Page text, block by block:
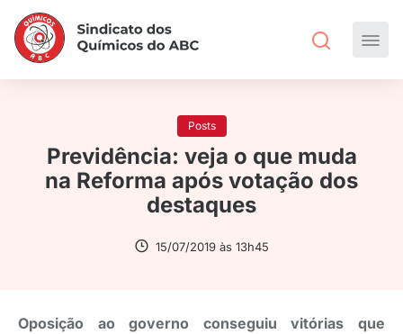
Posts
Previdência: veja o que muda
na Reforma após votação dos
destaques
15/07/2019 às 13h45
Oposição ao governo conseguiu vitórias que